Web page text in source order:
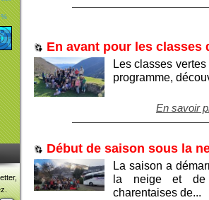
En avant pour les classes
Les classes
programme,
En savoir
Début de saison sous la
La saison a
la neige et de
charentaises de...